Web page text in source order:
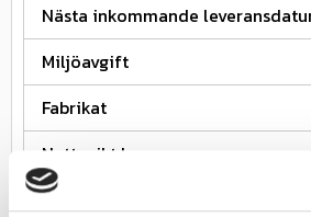
Nästa inkommande
Miljöavgift
Fabrikat
Nettovikt kg
Däckstorlek